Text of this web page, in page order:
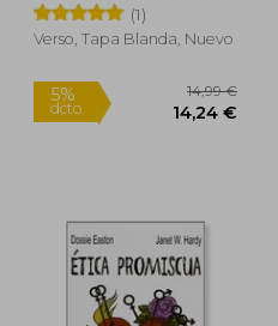
(1)
Verso, Tapa Blanda, Nuevo